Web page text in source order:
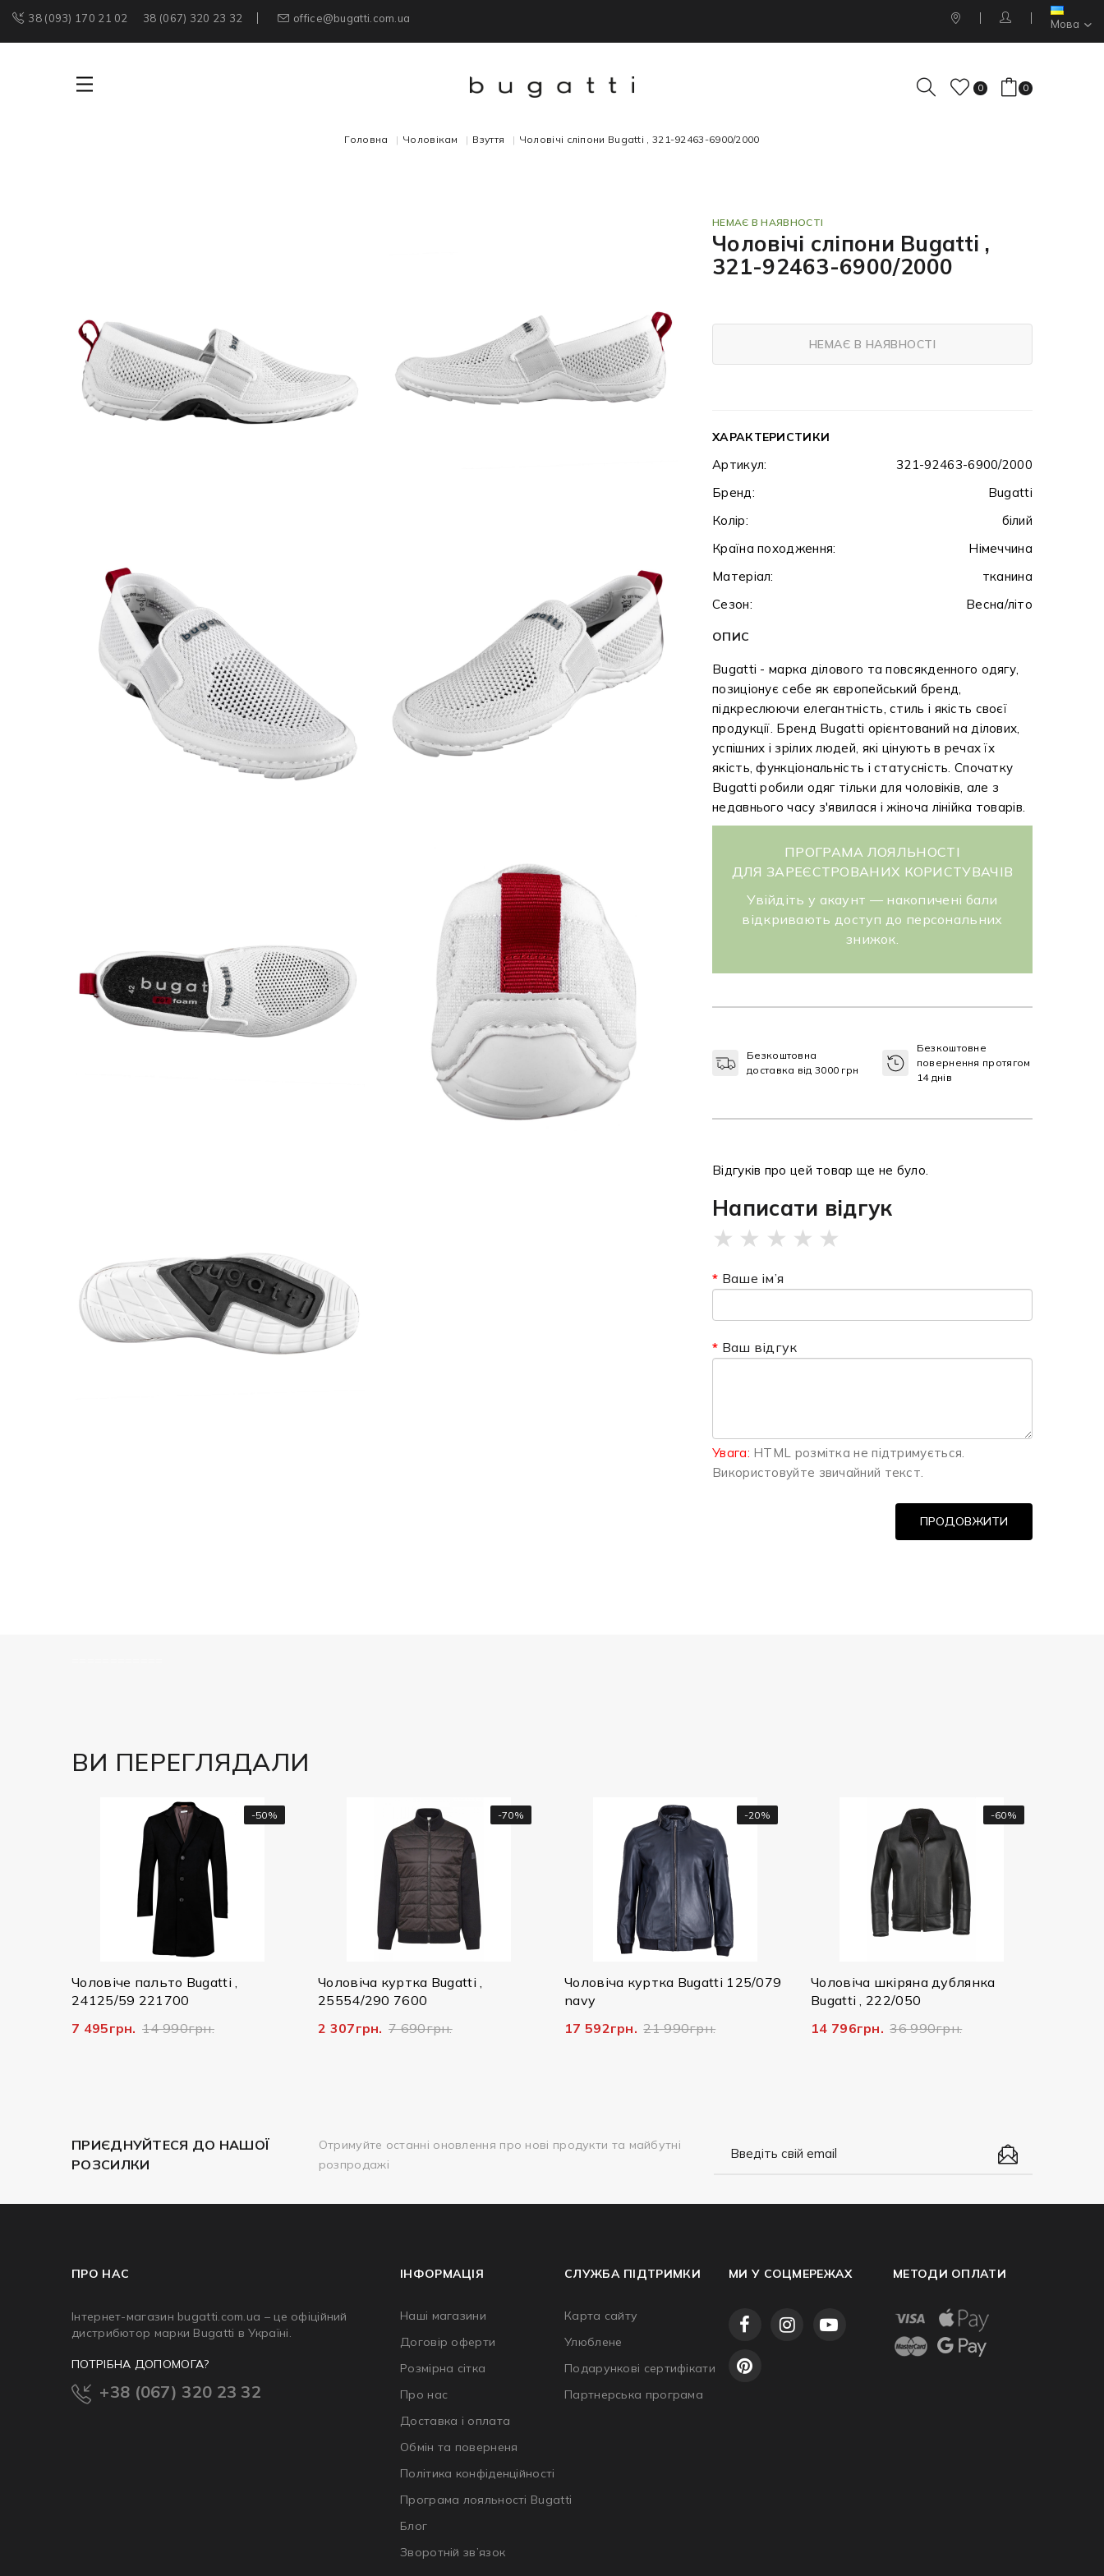
38 (093) 170 21 02 38 (067) 320 23 32 office@bugatti.com.ua Мова
0 0
Головна Чоловікам Взуття Чоловічі сліпони Bugatti , 321-92463-6900/2000
НЕМАЄ В НАЯВНОСТІ
Чоловічі сліпони Bugatti ,
321-92463-6900/2000
НЕМАЄ В НАЯВНОСТІ
ХАРАКТЕРИСТИКИ
Артикул:
321-92463-6900/2000
Бренд:
Bugatti
Колір:
білий
Країна походження:
Німеччина
Матеріал:
тканина
Сезон:
Весна/літо
ОПИС
Bugatti - марка ділового та повсякденного одягу,
позиціонує себе як європейський бренд,
підкреслюючи елегантність, стиль і якість своєї
продукції. Бренд Bugatti орієнтований на ділових,
успішних і зрілих людей, які цінують в речах їх
якість, функціональність і статусність. Спочатку
Bugatti робили одяг тільки для чоловіків, але з
недавнього часу з'явилася і жіноча лінійка товарів.
ПРОГРАМА ЛОЯЛЬНОСТІ
ДЛЯ ЗАРЕЄСТРОВАНИХ КОРИСТУВАЧІВ
Увійдіть у акаунт — накопичені бали
відкривають доступ до персональних
знижок.
Безкоштовна
доставка від 3000 грн
Безкоштовне
повернення протягом
14 днів
Відгуків про цей товар ще не було.
Написати відгук
★ ★ ★ ★ ★
Ваше ім’я
Ваш відгук
Увага: HTML розмітка не підтримується.
Використовуйте звичайний текст.
ПРОДОВЖИТИ
ВИ ПЕРЕГЛЯДАЛИ
-50%
пальто Bugatti ,
14 990грн.
Чоловіча куртка Bugatti ,
2 307грн.
7 690грн.
Чоловіча куртка Bugatti 125/079
17 592грн.
21 990грн.
Чоловіча шкіряна дублянка
14 796грн.
36 990грн.
Чоловіча куртка Bugatti ,
25073/390 8750
2 607грн.
ПРИЄДНУЙТЕСЯ ДО НАШОЇ
РОЗСИЛКИ
Отримуйте останні оновлення про нові продукти та майбутні
розпродажі
ПРО НАС
Інтернет-магазин bugatti.com.ua – це офіційний
дистрибютор марки Bugatti в Україні.
ПОТРІБНА ДОПОМОГА?
+38 (067) 320 23 32
ІНФОРМАЦІЯ
Наші магазини
Договір оферти
Розмірна сітка
Про нас
Доставка і оплата
Обмін та поверненя
Політика конфіденційності
Програма лояльності Bugatti
Блог
Зворотній зв’язок
СЛУЖБА ПІДТРИМКИ
Карта сайту
Улюблене
Подарункові сертифікати
Партнерська програма
МИ У СОЦМЕРЕЖАХ МЕТОДИ ОПЛАТИ